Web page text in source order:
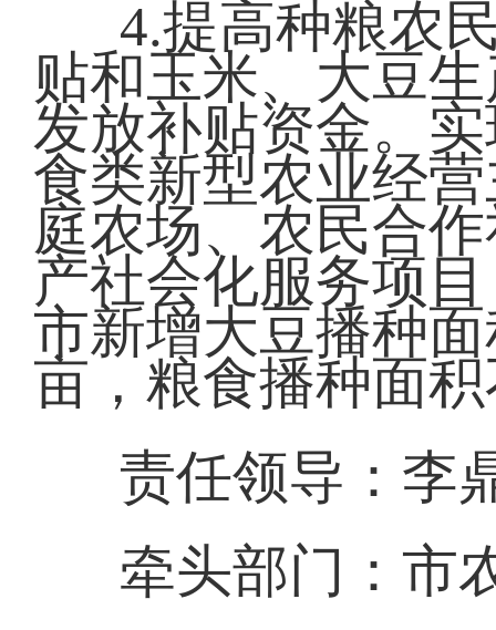
4.提高种粮农
贴和玉米、大豆
发放补贴资金。
食类新型农业经
庭农场、农民合
产社会化服务项
市新增大豆播种
亩，粮食播种面
责任领导：李
牵头部门：市